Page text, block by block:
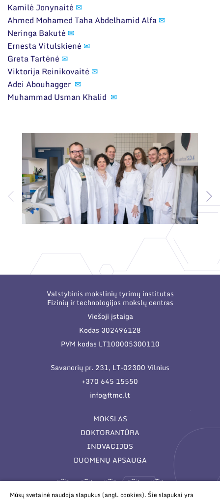
Kamilė Jonynaitė ✉
Ahmed Mohamed Taha Abdelhamid Alfa✉
Neringa Bakutė ✉
Ernesta Vitulskienė ✉
Greta Tartėnė ✉
Viktorija Reinikovaitė ✉
Adei Abouhagger ✉
Muhammad Usman Khalid ✉
Valstybinis mokslinių tyrimų institutas
Fizinių ir technologijos mokslų centras
Viešoji įstaiga
Kodas 302496128
PVM kodas LT100005300110
Savanorių pr. 231, LT-02300 Vilnius
+370 645 15550
info@ftmc.lt
MOKSLAS
DOKTORANTŪRA
INOVACIJOS
DUOMENŲ APSAUGA
Mūsų svetainė naudoja slapukus (angl. cookies). Šie slapukai yra